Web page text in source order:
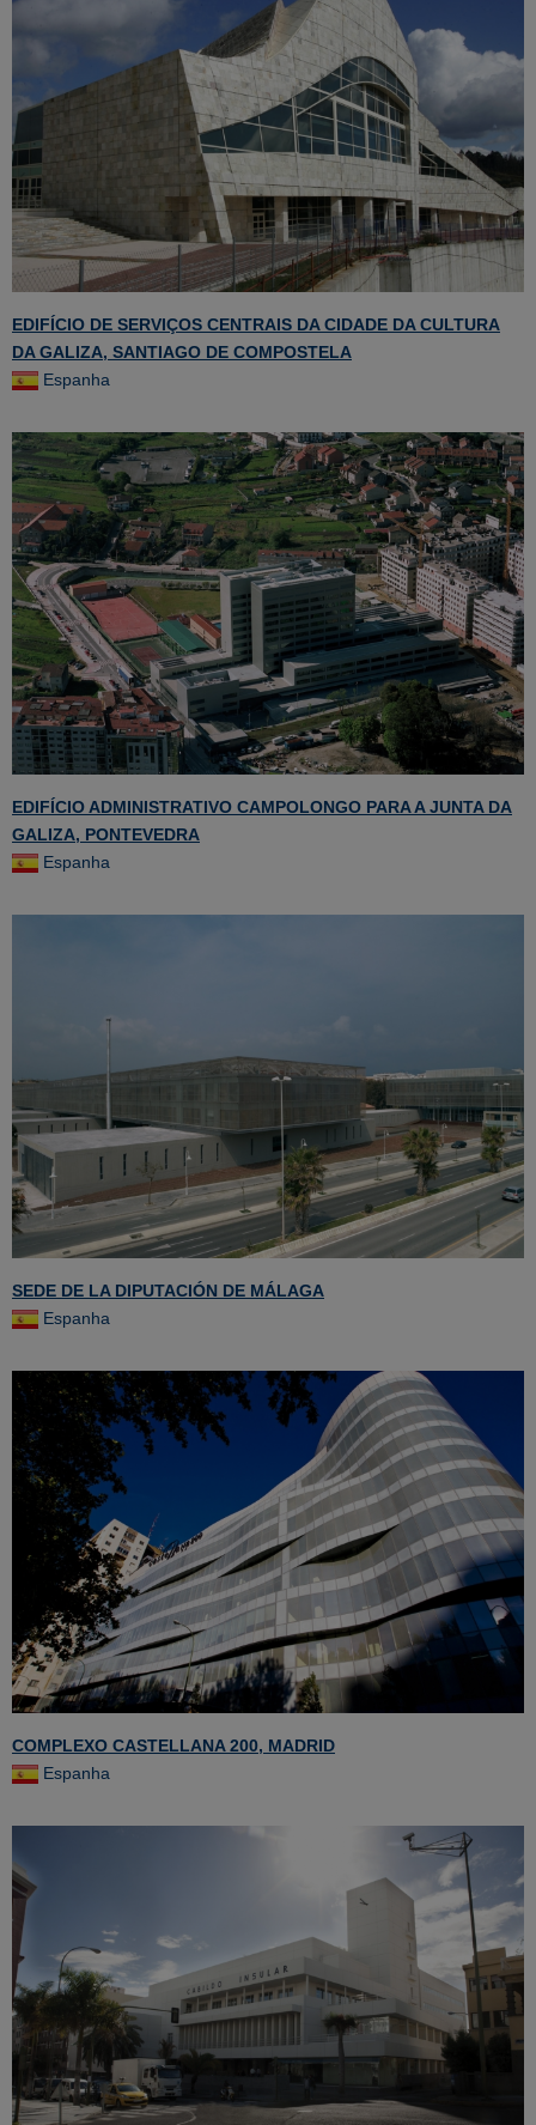
EDIFÍCIO DE SERVIÇOS CENTRAIS DA CIDADE DA CULTURA
DA GALIZA, SANTIAGO DE COMPOSTELA
Espanha
EDIFÍCIO ADMINISTRATIVO CAMPOLONGO PARA A JUNTA DA
GALIZA, PONTEVEDRA
Espanha
SEDE DE LA DIPUTACIÓN DE MÁLAGA
Espanha
COMPLEXO CASTELLANA 200, MADRID
Espanha